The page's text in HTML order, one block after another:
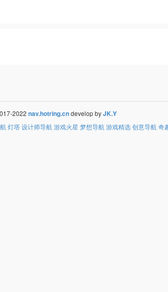
2022 nav.hotring.cndevelop byJK.Y
灯塔设计师导航游戏火星 梦想导航游戏精选创意导航奇